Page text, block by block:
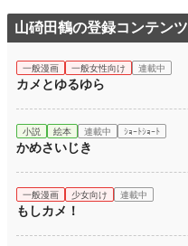
山碕田鶴の登録コンテンツ
一般漫画 一般女性向け 連載中
カメとゆるゆら
小説 絵本 連載中 ｼｮｰﾄｼｮｰﾄ
かめさいじき
一般漫画 少女向け 連載中
もしカメ！